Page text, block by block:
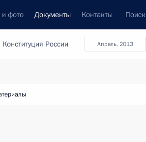
фото Документы Контакты Поиск
апрель, 2013
Конституция России